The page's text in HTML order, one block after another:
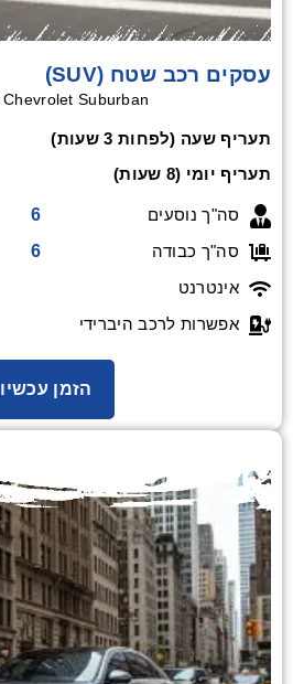
עסקים רכב שטח (SUV)
Chevrolet Suburban או דומא
תעריף שעה (לפחות 3 שעות)
תעריף יומי (8 שעות)
סה"ך נוסעים
6
סה"ך כבודה
6
אינטרנט
אפשרות לרכב היברידי
הזמן עכשיו